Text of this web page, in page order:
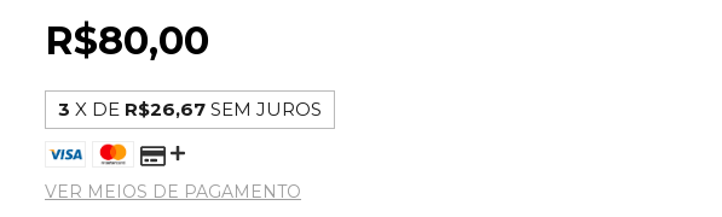
R$80,00
3 X DE R$26,67 SEM JUROS
VER MEIOS DE PAGAMENTO